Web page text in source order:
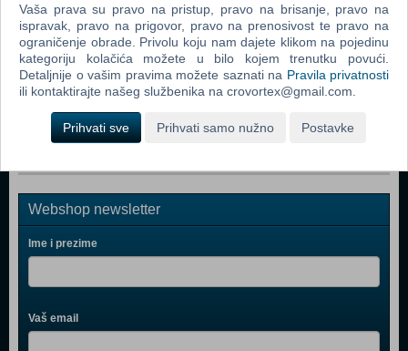
Monopoly Ultimate Banking (ENG)
Monopoly (ENG)
Risk
Webshop newsletter
Ime i prezime
Vaš email
Vaša prava su pravo na pristup, pravo na brisanje, pravo na
ispravak, pravo na prigovor, pravo na prenosivost te pravo na
ograničenje obrade. Privolu koju nam dajete klikom na pojedinu
kategoriju kolačića možete u bilo kojem trenutku povući.
Detaljnije o vašim pravima možete saznati na Pravila privatnosti
ili kontaktirajte našeg službenika na crovortex@gmail.com.
Prihvati sve Prihvati samo nužno Postavke